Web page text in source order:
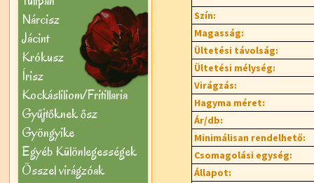
Nárcisz
Jácint
Krókusz
Írisz
Kockásliliom/Fritillaria
Gyűjtőknek ősz
Gyöngyike
Egyéb Különlegességek
Õsszel virágzóak
Szín:
Magasság:
Ültetési távolság:
Ültetési mélység:
Virágzás:
Hagyma méret:
Ár/db:
Minimálisan rendelhető:
Csomagolási egység:
Állapot: